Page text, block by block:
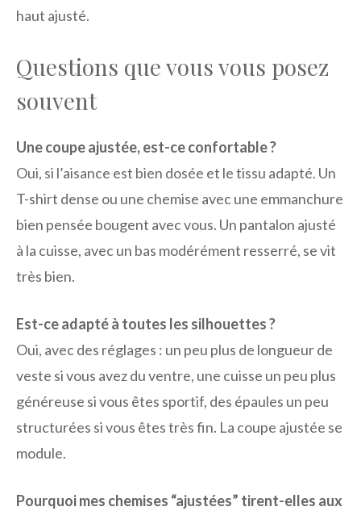
haut ajusté.
Questions que vous vous posez
souvent
Une coupe ajustée, est-ce confortable ?
Oui, si l’aisance est bien dosée et le tissu adapté. Un
T-shirt dense ou une chemise avec une emmanchure
bien pensée bougent avec vous. Un pantalon ajusté
à la cuisse, avec un bas modérément resserré, se vit
très bien.
Est-ce adapté à toutes les silhouettes ?
Oui, avec des réglages : un peu plus de longueur de
veste si vous avez du ventre, une cuisse un peu plus
généreuse si vous êtes sportif, des épaules un peu
structurées si vous êtes très fin. La coupe ajustée se
module.
Pourquoi mes chemises “ajustées” tirent-elles aux